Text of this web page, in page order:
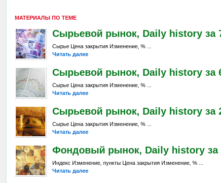
МАТЕРИАЛЫ ПО ТЕМЕ
Сырьевой рынок, Daily history за 7
Сырье Цена закрытия Изменение, % ...
Читать далее
Сырьевой рынок, Daily history за
Сырье Цена закрытия Изменение, % ...
Читать далее
Сырьевой рынок, Daily history за
Сырье Цена закрытия Изменение, % ...
Читать далее
Фондовый рынок, Daily history за
Индекс Изменение, пункты Цена закрытия Изменение, % ...
Читать далее